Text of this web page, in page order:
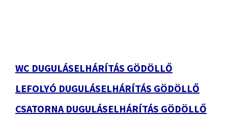
WC DUGULÁSELHÁRÍTÁS GÖDÖLLŐ
LEFOLYÓ DUGULÁSELHÁRÍTÁS GÖDÖLLŐ
CSATORNA DUGULÁSELHÁRÍTÁS GÖDÖLLŐ